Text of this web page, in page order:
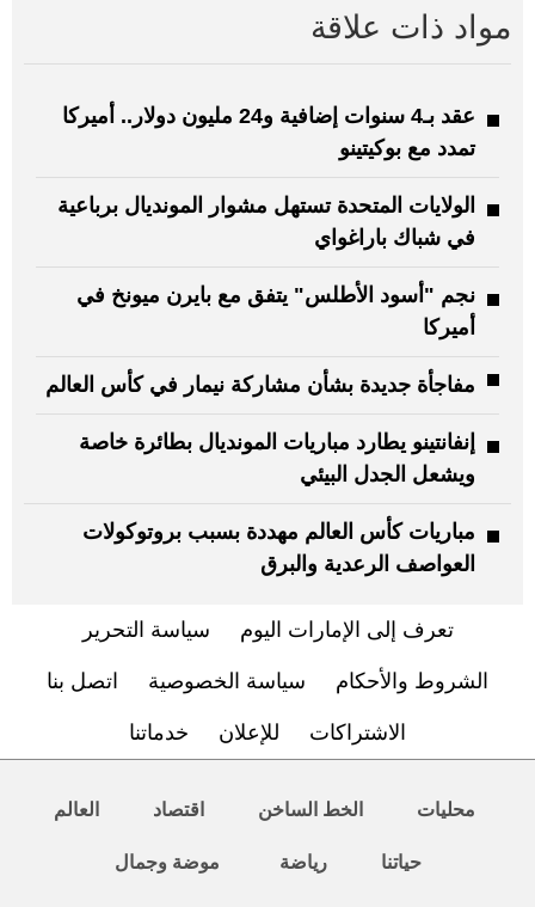
مواد ذات علاقة
عقد بـ4 سنوات إضافية و24 مليون دولار.. أميركا
تمدد مع بوكيتينو
الولايات المتحدة تستهل مشوار المونديال برباعية
في شباك باراغواي
نجم "أسود الأطلس" يتفق مع بايرن ميونخ في
أميركا
مفاجأة جديدة بشأن مشاركة نيمار في كأس العالم
إنفانتينو يطارد مباريات المونديال بطائرة خاصة
ويشعل الجدل البيئي
مباريات كأس العالم مهددة بسبب بروتوكولات
العواصف الرعدية والبرق
تعرف إلى الإمارات اليوم سياسة التحرير
الشروط والأحكام سياسة الخصوصية اتصل بنا
الاشتراكات للإعلان خدماتنا
محليات الخط الساخن اقتصاد العالم
حياتنا رياضة موضة وجمال